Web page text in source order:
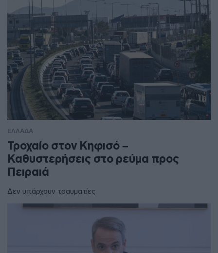
ΕΛΛΑΔΑ
Τροχαίο στον Κηφισό –
Καθυστερήσεις στο ρεύμα προς
Πειραιά
Δεν υπάρχουν τραυματίες